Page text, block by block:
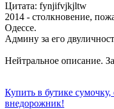
Цитата: fynjifvjkjltw
2014 - столкновение,
Одессе.
Админу за его
Нейтральное описание.
Купить в бутике
внедорожник!